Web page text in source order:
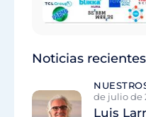
Noticias recientes
de julio de
Luis